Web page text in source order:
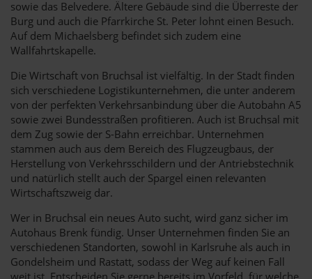
sowie das Belvedere. Ältere Gebäude sind die Überreste der
Burg und auch die Pfarrkirche St. Peter lohnt einen Besuch.
Auf dem Michaelsberg befindet sich zudem eine
Wallfahrtskapelle.
Die Wirtschaft von Bruchsal ist vielfältig. In der Stadt finden
sich verschiedene Logistikunternehmen, die unter anderem
von der perfekten Verkehrsanbindung über die Autobahn A5
sowie zwei Bundesstraßen profitieren. Auch ist Bruchsal mit
dem Zug sowie der S-Bahn erreichbar. Unternehmen
stammen auch aus dem Bereich des Flugzeugbaus, der
Herstellung von Verkehrsschildern und der Antriebstechnik
und natürlich stellt auch der Spargel einen relevanten
Wirtschaftszweig dar.
Wer in Bruchsal ein neues Auto sucht, wird ganz sicher im
Autohaus Brenk fündig. Unser Unternehmen finden Sie an
verschiedenen Standorten, sowohl in Karlsruhe als auch in
Gondelsheim und Rastatt, sodass der Weg auf keinen Fall
weit ist. Entscheiden Sie gerne bereits im Vorfeld, für welche